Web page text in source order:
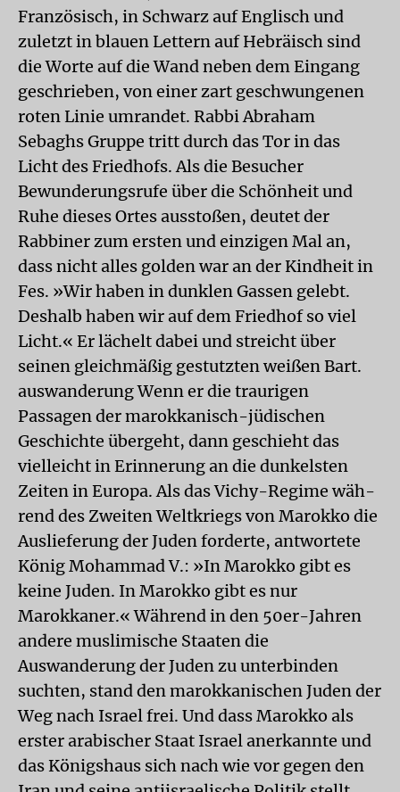
Französisch, in Schwarz auf Englisch und
zuletzt in blauen Lettern auf Hebräisch sind
die Worte auf die Wand neben dem Eingang
geschrieben, von einer zart geschwungenen
roten Linie umrandet. Rabbi Abraham
Sebaghs Gruppe tritt durch das Tor in das
Licht des Friedhofs. Als die Besucher
Bewunderungsrufe über die Schönheit und
Ruhe dieses Ortes ausstoßen, deutet der
Rabbiner zum ersten und einzigen Mal an,
dass nicht alles golden war an der Kindheit in
Fes. »Wir haben in dunklen Gassen gelebt.
Deshalb haben wir auf dem Friedhof so viel
Licht.« Er lächelt dabei und streicht über
seinen gleichmäßig gestutzten weißen Bart.
auswanderung Wenn er die traurigen
Passagen der marokkanisch-jüdischen
Geschichte übergeht, dann geschieht das
vielleicht in Erinnerung an die dunkelsten
Zeiten in Europa. Als das Vichy-Regime wäh-
rend des Zweiten Weltkriegs von Marokko die
Auslieferung der Juden forderte, antwortete
König Mohammad V.: »In Marokko gibt es
keine Juden. In Marokko gibt es nur
Marokkaner.« Während in den 50er-Jahren
andere muslimische Staaten die
Auswanderung der Juden zu unterbinden
suchten, stand den marokkanischen Juden der
Weg nach Israel frei. Und dass Marokko als
erster arabischer Staat Israel anerkannte und
das Königshaus sich nach wie vor gegen den